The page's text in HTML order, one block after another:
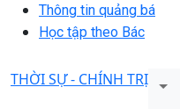
Thông tin quảng bá
Học tập theo Bác
THỜI SỰ - CHÍNH TRỊ